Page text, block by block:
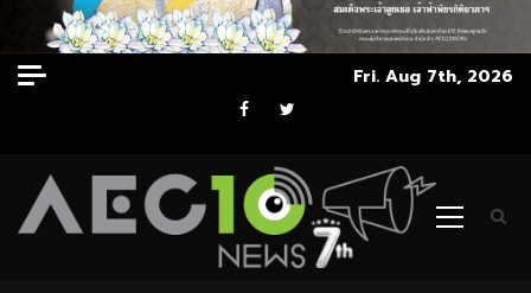
Skip
to
Fri. Aug 7th, 2026
Facebook
Twitter
Primary